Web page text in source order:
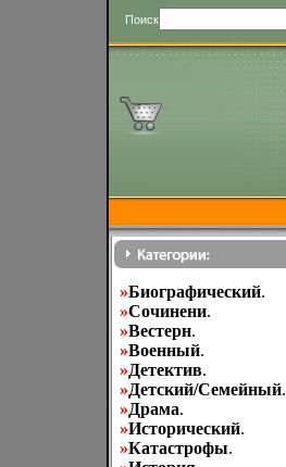
Поиск
»Биографический.
»Cочинени.
»Вестерн.
»Военный.
»Детектив.
»Детский/Семейный.
»Драма.
»Исторический.
»Катастрофы.